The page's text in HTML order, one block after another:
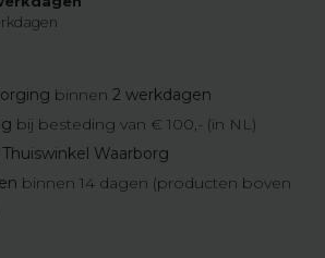
binnen 2 werkdagen
bij besteding van € 100,- (in NL)
Thuiswinkel Waarborg
binnen 14 dagen (producten boven